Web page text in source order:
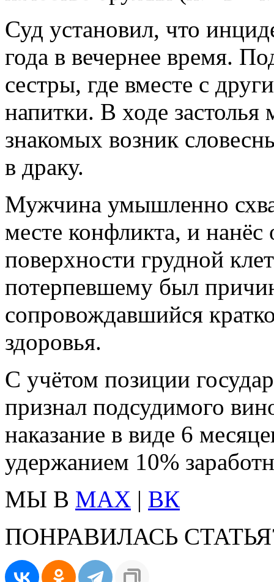
Суд установил, что
года в вечернее время.
сестры, где вместе с
напитки. В ходе
знакомых возник
в драку.
Мужчина умышленно
месте конфликта, и нанёс
поверхности грудной
потерпевшему был
сопровождавшийся
здоровья.
С учётом позиции
признал подсудимого
наказание в виде 6
удержанием 10%
МЫ В MAX | ВК
ПОНРАВИЛАСЬ